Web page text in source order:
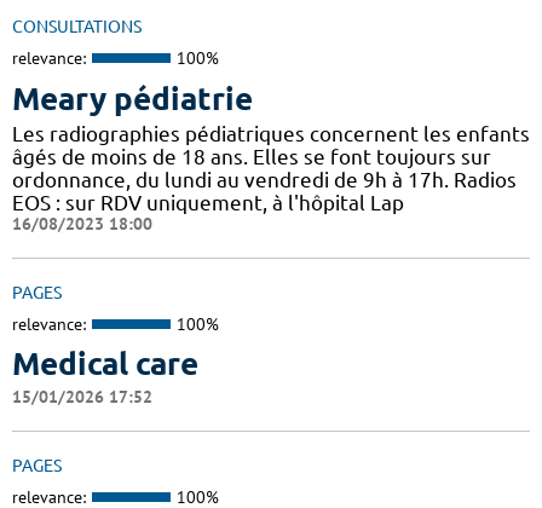
CONSULTATIONS
relevance: 100%
Meary pédiatrie
Les radiographies pédiatriques concernent les enfants
âgés de moins de 18 ans. Elles se font toujours sur
ordonnance, du lundi au vendredi de 9h à 17h. Radios
EOS : sur RDV uniquement, à l'hôpital Lap
16/08/2023 18:00
PAGES
relevance: 100%
Medical care
15/01/2026 17:52
PAGES
relevance: 100%